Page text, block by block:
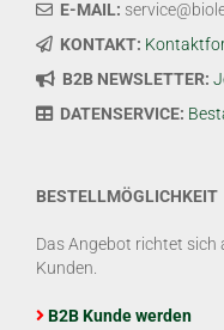
E-MAIL:
KONTAKT:
B2B NEWSLETTER:
DATENSERVICE:
BESTELLMÖGLICHKEIT
Das Angebot richtet sich
Kunden.
B2B Kunde werden